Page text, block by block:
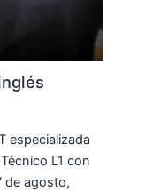
especializada
L1 con
de agosto,